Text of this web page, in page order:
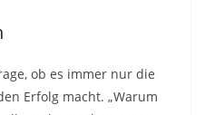
ob es immer nur die
Erfolg macht. „Warum